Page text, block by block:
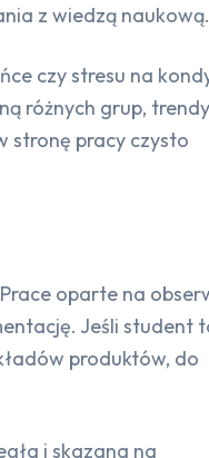
z wiedzą naukową.
czy stresu na
różnych grup,
stronę pracy czysto
oparte na
Jeśli student
produktów, do
i skazana na